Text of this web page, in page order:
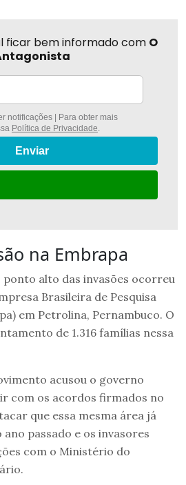
ficar bem informado com O
notificações | Para obter mais
Política de Privacidade.
Enviar
na Embrapa
alto das invasões ocorreu
Brasileira de Pesquisa
em Petrolina, Pernambuco. O
de 1.316 famílias nessa
acusou o governo
com os acordos firmados no
que essa mesma área já
passado e os invasores
com o Ministério do